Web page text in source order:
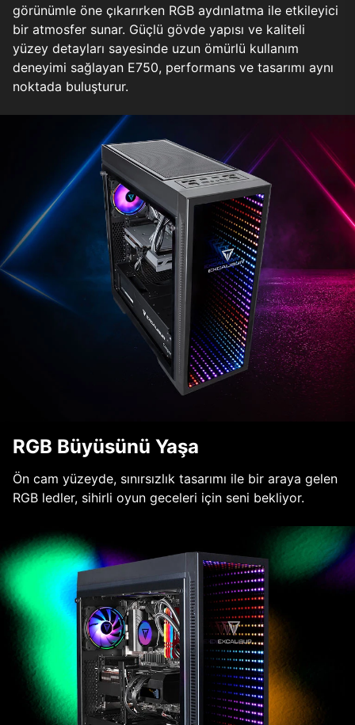
görünümle öne çıkarırken RGB aydınlatma ile etkileyici
bir atmosfer sunar. Güçlü gövde yapısı ve kaliteli
yüzey detayları sayesinde uzun ömürlü kullanım
deneyimi sağlayan E750, performans ve tasarımı aynı
noktada buluşturur.
RGB Büyüsünü Yaşa
Ön cam yüzeyde, sınırsızlık tasarımı ile bir araya gelen
RGB ledler, sihirli oyun geceleri için seni bekliyor.